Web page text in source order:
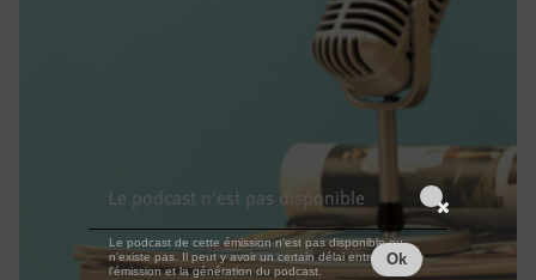
Le podcast n'est pas disponible
Le podcast de cette émission n'est pas disponible ou
n'existe pas. Il peut y avoir un certain délai entre la fin de
l'émission et la génération du podcast.
Ok